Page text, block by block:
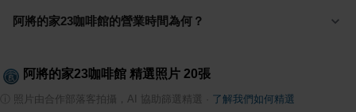
阿將的家23咖啡館的營業時間為何？
阿將的家23咖啡館 精選照片 20張
照片由合作部落客拍攝，AI 協助篩選精選 了解我們如何精選